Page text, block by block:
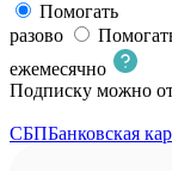
Помогать
разово
ежемесячно
Подписку можно
СБПБанковская